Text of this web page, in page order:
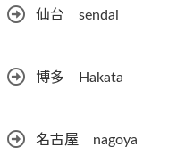
仙台 sendai
博多 Hakata
名古屋 nagoya